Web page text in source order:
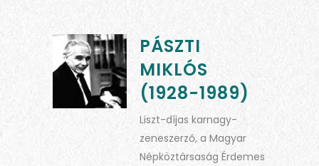
PÁSZTI
MIKLÓS
(1928-1989)
Liszt-díjas karnagy-
zeneszerző, a Magyar
Népköztársaság Érdemes